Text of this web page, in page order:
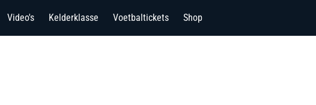
Video's Kelderklasse Voetbaltickets Shop